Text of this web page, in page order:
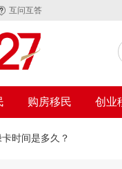
互问互答
购房移民 创业
时间是多久？